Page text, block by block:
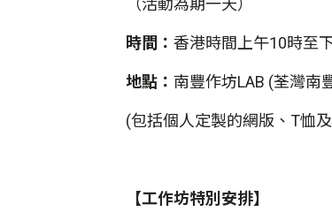
（活動為期一天）
時間： 香港時間上午10時至
地點： 南豐作坊LAB (荃灣南
(包括個人定製的網版、T恤
【工作坊特別安排】